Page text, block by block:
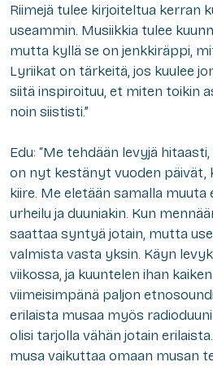
Riimejä tulee kirjoiteltua kerran
useammin. Musiikkia tulee
mutta kyllä se on jenkkiräppi,
Lyriikat on tärkeitä, jos kuulee
siitä inspiroituu, et miten toikin
noin siististi.”
Edu: “Me tehdään levyjä
on nyt kestänyt vuoden päivät,
kiire. Me eletään samalla muuta
urheilu ja duuniakin. Kun
saattaa syntyä jotain, mutta
valmista vasta yksin. Käyn
viikossa, ja kuuntelen ihan
viimeisimpänä paljon
erilaista musaa myös
olisi tarjolla vähän jotain
musa vaikuttaa omaan musan